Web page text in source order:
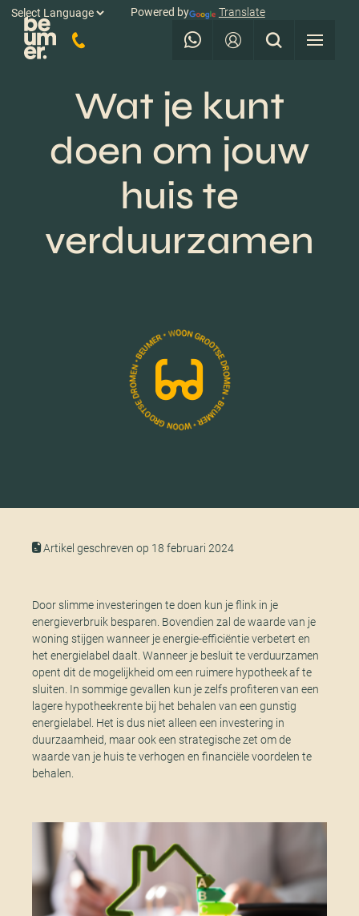
Powered by Translate
Wat je kunt
doen om jouw
huis te
verduurzamen
Artikel geschreven op 18 februari 2024
Door slimme investeringen te doen kun je flink in je
energieverbruik besparen. Bovendien zal de waarde van je
woning stijgen wanneer je energie-efficiëntie verbetert en
het energielabel daalt. Wanneer je besluit te verduurzamen
opent dit de mogelijkheid om een ruimere hypotheek af te
sluiten. In sommige gevallen kun je zelfs profiteren van een
lagere hypotheekrente bij het behalen van een gunstig
energielabel. Het is dus niet alleen een investering in
duurzaamheid, maar ook een strategische zet om de
waarde van je huis te verhogen en financiële voordelen te
behalen.